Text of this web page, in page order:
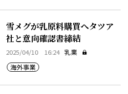
雪メグが乳原料購買へタツア
社と意向確認書締結
2025/04/10 16:24 乳業
海外事業